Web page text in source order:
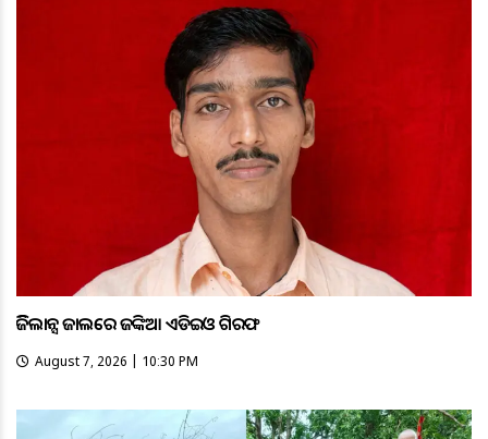
ଭିଜିଲାନ୍ସ ଜାଲରେ ଜଙ୍କିଆ ଏଡିଇଓ ଗିରଫ
August 7, 2026 | 10:30 PM